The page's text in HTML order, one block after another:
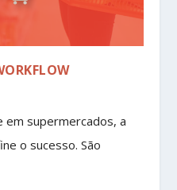
em supermercados, a
o sucesso. São